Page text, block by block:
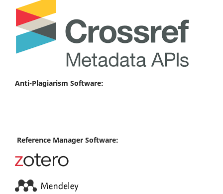
Anti-Plagiarism Software:
Reference Manager Software: